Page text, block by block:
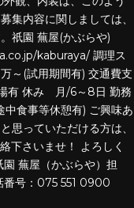
集内容に関しましては、
祇園 蕪屋(かぶらや)
kaburaya/ 調理ス
～(試用期間有) 交通費支
有 休み 月/6～8日 勤務
中食事等休憩有) ご興味あ
思っていただける方は、
下さいませ！ よろしく
蕪屋（かぶらや）担
番号：075 551 0900